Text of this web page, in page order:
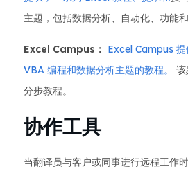
主题，包括数据分析、自动化、功能和
Excel Campus： Excel Campus 提
VBA 编程和数据分析主题的教程。
该
分步教程。
协作工具
当翻译员与客户或同事进行远程工作